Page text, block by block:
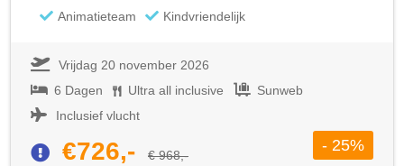
Animatieteam
Kindvriendelijk
Vrijdag 20 november 2026
6 Dagen
Ultra all inclusive
Sunweb
Inclusief vlucht
€726,- € 968,-
- 25%